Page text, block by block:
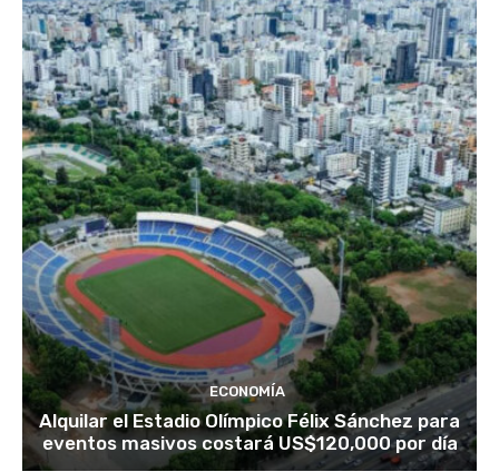
ECONOMÍA
Alquilar el Estadio Olímpico Félix Sánchez para
eventos masivos costará US$120,000 por día